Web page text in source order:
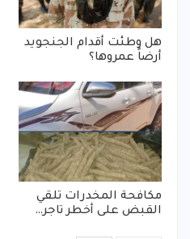
هل وطئت أقدام الجنجويد
أرضاً عمروها؟
مكافحة المخدرات تلقي
القبض على أخطر تاجر…